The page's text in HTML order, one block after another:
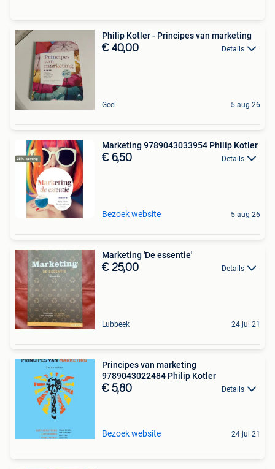
Philip Kotler - Principes van marketing
€ 40,00 Details
Geel 5 aug 26
Marketing 9789043033954 Philip Kotler
€ 6,50 Details
Bezoek website 5 aug 26
Marketing 'De essentie'
€ 25,00 Details
Lubbeek 24 jul 21
Principes van marketing
9789043022484 Philip Kotler
€ 5,80 Details
Bezoek website 24 jul 21